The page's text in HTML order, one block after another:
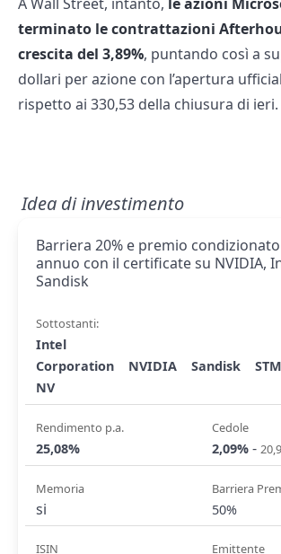
A Wall Street, intanto, le azioni
terminato le contrattazioni
crescita del 3,89%, puntando così a
dollari per azione con l’apertura
rispetto ai 330,53 della chiusura di ieri.
Idea di investimento
Barriera 20% e premio
annuo con il certificate su NVIDIA,
Sandisk
Sottostanti:
Intel
Corporation
NVIDIA Sandisk
NV
Rendimento p.a.
25,08%
Cedole
2,09% -
Memoria
si
Barriera
50%
ISIN Emittente